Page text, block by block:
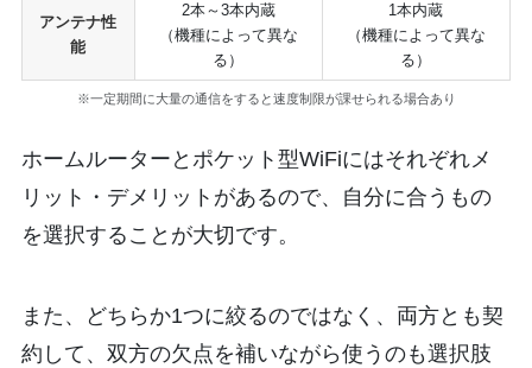
アンテナ性
能
2本～3本内蔵
（機種によって異な
る）
1本内蔵
（機種によって異な
る）
※一定期間に大量の通信をすると速度制限が課せられる場合あり
ホームルーターとポケット型WiFiにはそれぞれメ
リット・デメリットがあるので、自分に合うもの
を選択することが大切です。
また、どちらか1つに絞るのではなく、両方とも契
約して、双方の欠点を補いながら使うのも選択肢